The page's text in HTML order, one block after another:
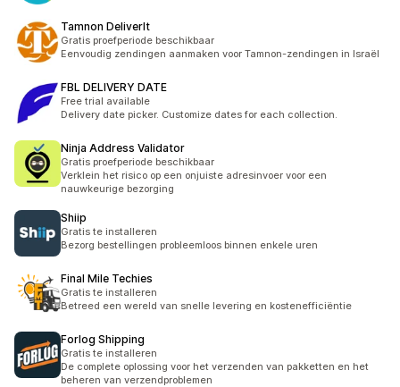
Tamnon DeliverIt
Gratis proefperiode beschikbaar
Eenvoudig zendingen aanmaken voor Tamnon-zendingen in Israël
FBL DELIVERY DATE
Free trial available
Delivery date picker. Customize dates for each collection.
Ninja Address Validator
Gratis proefperiode beschikbaar
Verklein het risico op een onjuiste adresinvoer voor een
nauwkeurige bezorging
Shiip
Gratis te installeren
Bezorg bestellingen probleemloos binnen enkele uren
Final Mile Techies
Gratis te installeren
Betreed een wereld van snelle levering en kostenefficiëntie
Forlog Shipping
Gratis te installeren
De complete oplossing voor het verzenden van pakketten en het
beheren van verzendproblemen